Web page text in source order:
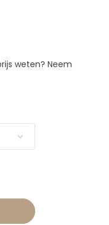
weten? Neem